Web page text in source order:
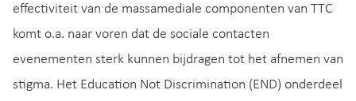
effectiviteit van de massamediale componenten van TTC
komt o.a. naar voren dat de sociale contacten
evenementen sterk kunnen bijdragen tot het afnemen van
stigma. Het Education Not Discrimination (END) onderdeel